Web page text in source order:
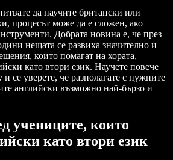
да научите британски или
процесът може да е сложен, ако
Добрата новина е, че през
нещата се развиха значително и
които помагат на хората,
като втори език. Научете повече
и се уверете, че разполагате с нужните
английски възможно най-бързо и
учениците, които
като втори език